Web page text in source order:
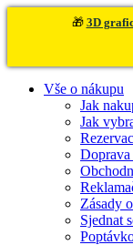
🎁 3D
Vše o nákupu
Jak
Jak
Doprava
Zásady
Sjednat